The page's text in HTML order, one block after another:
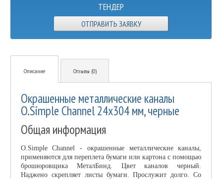
ТЕНДЕР
ОТПРАВИТЬ ЗАЯВКУ
Описание Отзывы (0)
Окрашенные металлические каналы
O.Simple Channel 24х304 мм, черные
Общая информация
O.Simple Channel - окрашенные металлические каналы,
применяются для переплета бумаги или картона с помощью
брошюровщика МеталБинд. Цвет каналов черный.
Наджено скрепляет листы бумаги. Прослужит долго. Со